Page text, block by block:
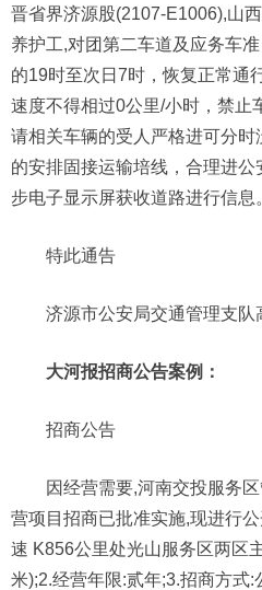
晋省界济源股(2107-E1006),山
养护工,对团第二车道及应务车
的19时至次日7时，恢复正常通
速度不得相过0公里/小时，禁止
请相关车辆的受人严格进可分
的安排固接运输培线，合理进公
步电子显示屏获收道路进行信息
特此通告
济源市公安局交通管理支队
大河报招商公告案例：
招商公告
因经营需要,河南交投服务
营项目招商已批准实施,现进行
速 K856公里处光山服务区两区
米);2.经营年限:贰年;3.招商方式